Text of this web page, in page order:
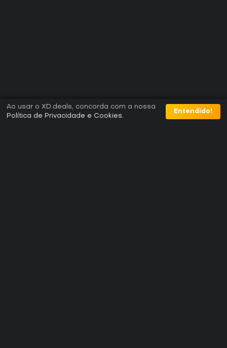
Ao usar o XD.deals, concorda com a nossa
Política de Privacidade e Cookies
Entendido!